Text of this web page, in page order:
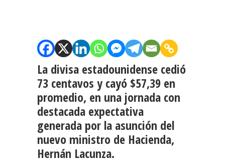
La divisa estadounidense cedió
73 centavos y cayó $57,39 en
promedio, en una jornada con
destacada expectativa
generada por la asunción del
nuevo ministro de Hacienda,
Hernán Lacunza.